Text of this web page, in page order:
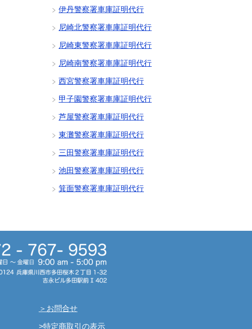
伊丹警察署車庫証明代行
尼崎北警察署車庫証明代行
尼崎東警察署車庫証明代行
尼崎南警察署車庫証明代行
西宮警察署車庫証明代行
甲子園警察署車庫証明代行
芦屋警察署車庫証明代行
東灘警察署車庫証明代行
三田警察署車庫証明代行
池田警察署車庫証明代行
箕面警察署車庫証明代行
＞お問合せ
>特定商取引の表示